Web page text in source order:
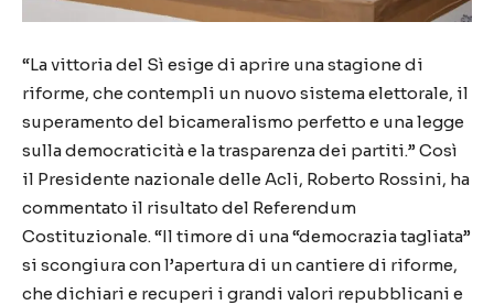
“La vittoria del Sì esige di aprire una stagione di
riforme, che contempli un nuovo sistema elettorale, il
superamento del bicameralismo perfetto e una legge
sulla democraticità e la trasparenza dei partiti.” Così
il Presidente nazionale delle Acli, Roberto Rossini, ha
commentato il risultato del Referendum
Costituzionale. “Il timore di una “democrazia tagliata”
si scongiura con l’apertura di un cantiere di riforme,
che dichiari e recuperi i grandi valori repubblicani e